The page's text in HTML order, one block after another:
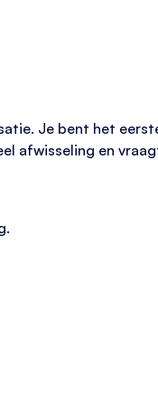
Je bent het
afwisseling en